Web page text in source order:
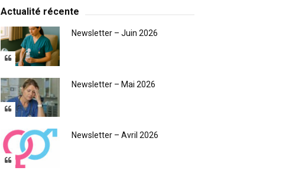
Actualité récente
Newsletter – Juin 2026
Newsletter – Mai 2026
Newsletter – Avril 2026